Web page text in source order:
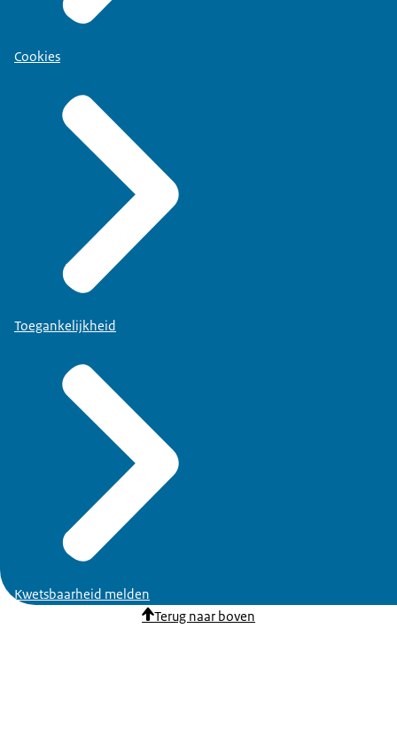
Cookies
Toegankelijkheid
Kwetsbaarheid melden
Terug naar boven